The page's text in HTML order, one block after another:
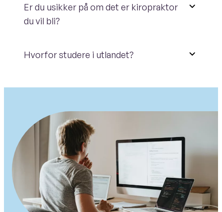
Er du usikker på om det er kiropraktor
du vil bli?
Hvorfor studere i utlandet?